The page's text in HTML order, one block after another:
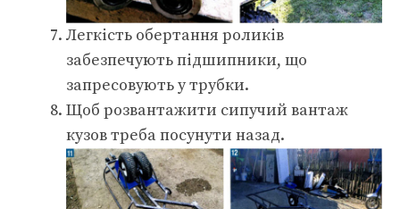
Легкість обертання роликів
забезпечують підшипники, що
запресовують у трубки.
Щоб розвантажити сипучий вантаж
кузов треба посунути назад.